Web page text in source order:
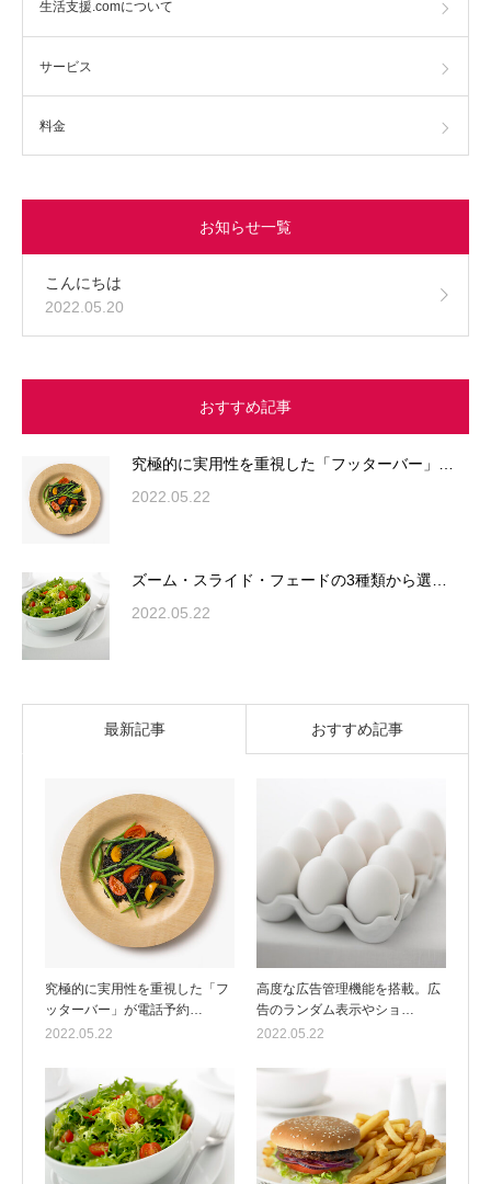
生活支援.comについて
サービス
料金
お知らせ一覧
こんにちは
2022.05.20
おすすめ記事
究極的に実用性を重視した「フッターバー」…
2022.05.22
ズーム・スライド・フェードの3種類から選…
2022.05.22
最新記事 おすすめ記事
究極的に実用性を重視した「フ
ッターバー」が電話予約…
2022.05.22
高度な広告管理機能を搭載。広
告のランダム表示やショ…
2022.05.22